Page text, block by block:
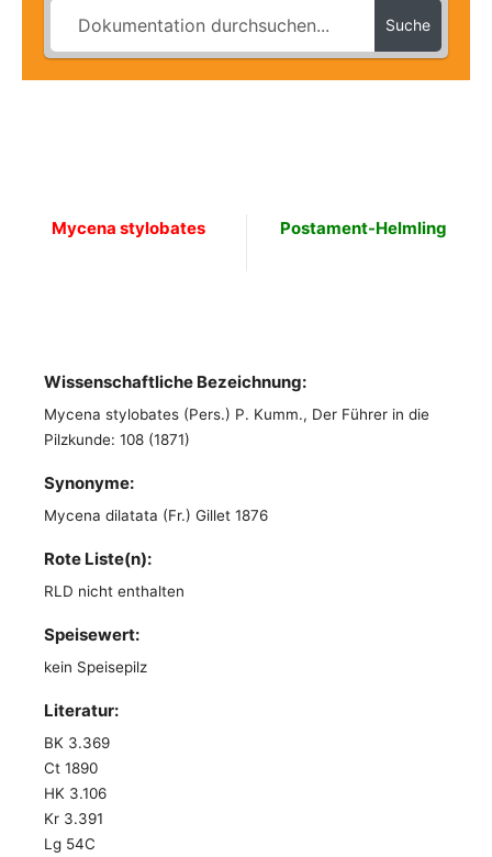
Suche
Mycena stylobates Postament-Helmling
Wissenschaftliche Bezeichnung:
Mycena stylobates (Pers.) P. Kumm., Der Führer in die
Pilzkunde: 108 (1871)
Synonyme:
Mycena dilatata (Fr.) Gillet 1876
Rote Liste(n):
RLD nicht enthalten
Speisewert:
kein Speisepilz
Literatur:
BK 3.369
Ct 1890
HK 3.106
Kr 3.391
Lg 54C